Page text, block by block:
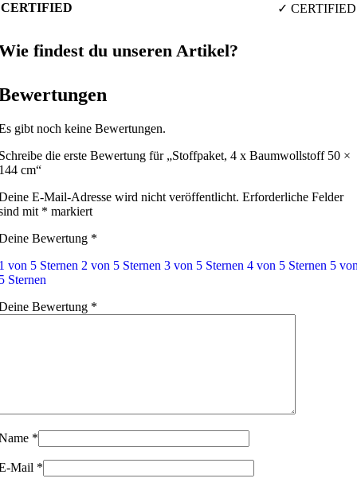
CERTIFIED ✓ CERTIFIED
findest du unseren Artikel?
gibt noch keine Bewertungen.
die erste Bewertung für „Stoffpaket, 4 x Baumwollstoff 50 ×
cm“
E-Mail-Adresse wird nicht veröffentlicht. Erforderliche Felder
mit * markiert
Bewertung *
von 5 Sternen 2 von 5 Sternen 3 von 5 Sternen 4 von 5 Sternen 5
Sternen
Bewertung *
*
Mail *